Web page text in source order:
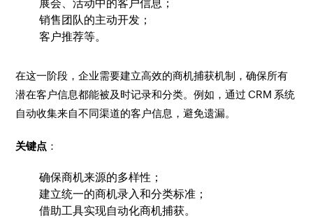
展会、活动中的客户信息；
销售团队的主动开发；
客户推荐等。
在这一阶段，企业需要建立高效的商机捕获机制，确保所有
潜在客户信息都能被及时记录和分类。例如，通过 CRM 系统
自动收集来自不同渠道的客户信息，避免遗漏。
关键点 ：
确保商机来源的多样性；
建立统一的商机录入和分类标准；
借助工具实现自动化商机捕获。